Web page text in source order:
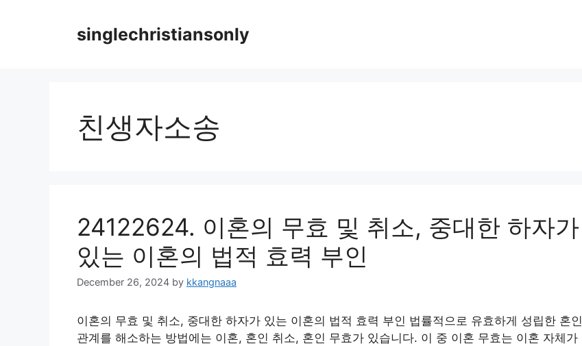
singlechristiansonly
친생자소송
24122624. 이혼의 무효 및 취소, 중대한 하자가
있는 이혼의 법적 효력 부인
December 26, 2024 by kkangnaaa
이혼의 무효 및 취소, 중대한 하자가 있는 이혼의 법적 효력 부인 법률적으로 유효하게 성립한 혼인
관계를 해소하는 방법에는 이혼, 혼인 취소, 혼인 무효가 있습니다. 이 중 이혼 무효는 이혼 자체가